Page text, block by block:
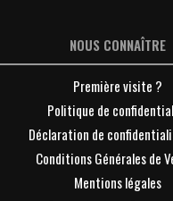
Première visite ?
Politique de
Déclaration de
Conditions Générales de
Mentions légales
Contacter Lyon-